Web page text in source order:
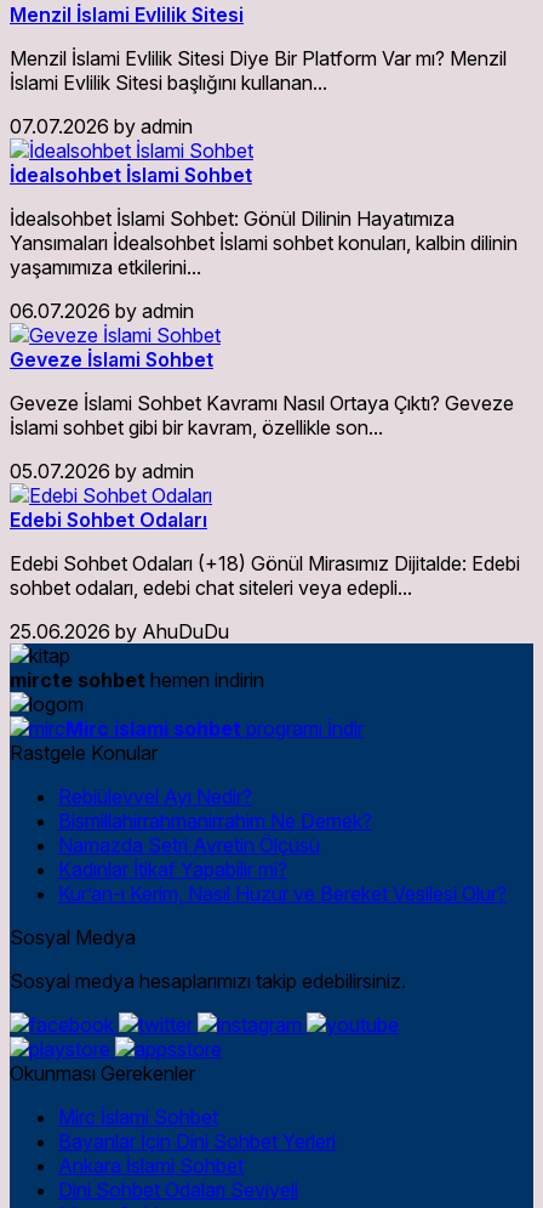
Menzil İslami Evlilik Sitesi
Menzil İslami Evlilik Sitesi Diye Bir Platform Var mı? Menzil
İslami Evlilik Sitesi başlığını kullanan...
07.07.2026 by admin
İdealsohbet İslami Sohbet
İdealsohbet İslami Sohbet: Gönül Dilinin Hayatımıza
Yansımaları İdealsohbet İslami sohbet konuları, kalbin dilinin
yaşamımıza etkilerini...
06.07.2026 by admin
Geveze İslami Sohbet
Geveze İslami Sohbet Kavramı Nasıl Ortaya Çıktı? Geveze
İslami sohbet gibi bir kavram, özellikle son...
05.07.2026 by admin
Edebi Sohbet Odaları
Edebi Sohbet Odaları (+18) Gönül Mirasımız Dijitalde: Edebi
sohbet odaları, edebi chat siteleri veya edepli...
25.06.2026 by AhuDuDu
mircte sohbet hemen indirin
Mirc islami sohbet programı İndir
Rastgele Konular
Rebiülevvel Ayı Nedir?
Bismillahirrahmanirrahim Ne Demek?
Namazda Setri Avretin Ölçüsü
Kadınlar İtikaf Yapabilir mi?
Kur’an-ı Kerim, Nasıl Huzur ve Bereket Vesilesi Olur?
Sosyal Medya
Sosyal medya hesaplarımızı takip edebilirsiniz.
Okunması Gerekenler
Mirc İslami Sohbet
Bayanlar İçin Dini Sohbet Yerleri
Ankara İslami Sohbet
Dini Sohbet Odaları Seviyeli